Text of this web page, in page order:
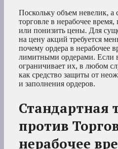
Поскольку объем невелик,
торговле в нерабочее
или понизить цены. Для
на цену акций требуется
почему ордера в нерабочее
лимитными ордерами. Если
ограничивает их, в любом
как средство защиты от
и заполнения ордеров.
Стандартная
против
нерабочее